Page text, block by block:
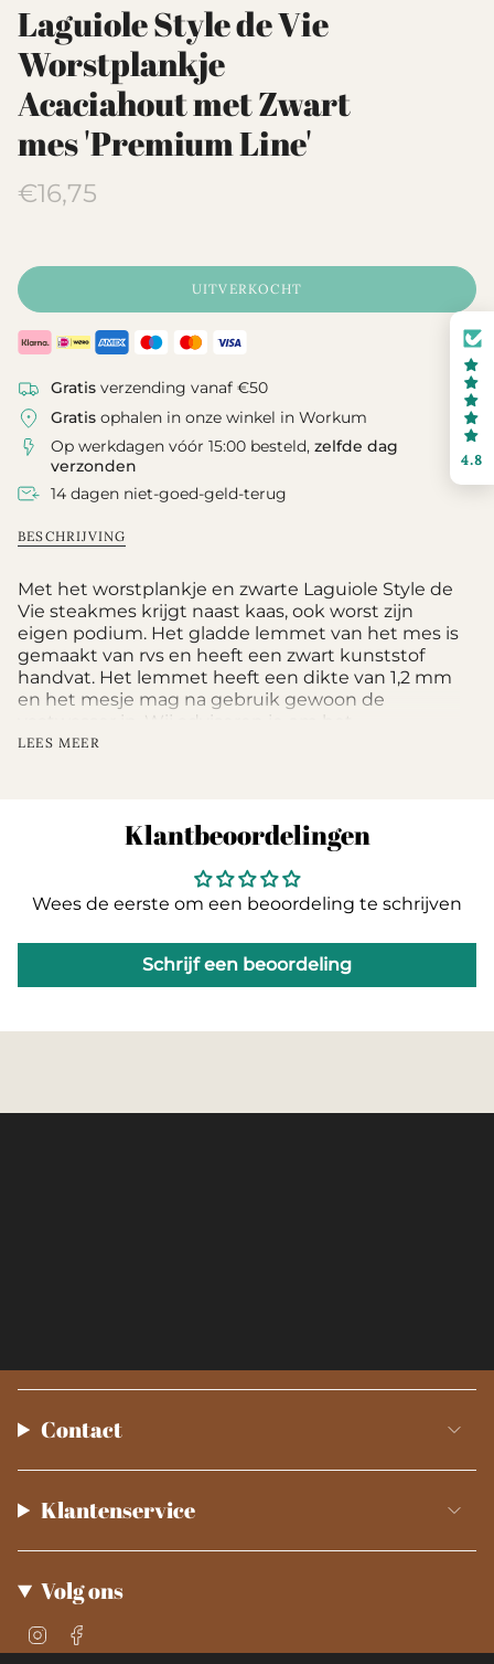
Laguiole Style de Vie
Worstplankje
Acaciahout met Zwart
mes 'Premium Line'
Translation
€16,75
UITVERKOCHT
4.8
Gratis verzending vanaf €50
Gratis ophalen in onze winkel in Workum
Op werkdagen vóór 15:00 besteld, zelfde dag
verzonden
14 dagen niet-goed-geld-terug
BESCHRIJVING
Met het worstplankje en zwarte Laguiole Style de
Vie steakmes krijgt naast kaas, ook worst zijn
eigen podium. Het gladde lemmet van het mes is
gemaakt van rvs en heeft een zwart kunststof
handvat. Het lemmet heeft een dikte van 1,2 mm
en het mesje mag na gebruik gewoon de
vaatwasser in. Wij adviseren je om het
worstplankje met de hand af te wassen, zo blijft
LEES MEER
Klantbeoordelingen
Wees de eerste om een beoordeling te schrijven
Schrijf een beoordeling
Contact
Klantenservice
Volg ons
Instagram